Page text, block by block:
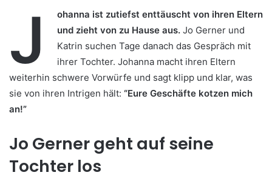
J
ohanna ist zutiefst enttäuscht von ihren Eltern
und zieht von zu Hause aus. Jo Gerner und
Katrin suchen Tage danach das Gespräch mit
ihrer Tochter. Johanna macht ihren Eltern
weiterhin schwere Vorwürfe und sagt klipp und klar, was
sie von ihren Intrigen hält: “Eure Geschäfte kotzen mich
an!”
Jo Gerner geht auf seine
Tochter los